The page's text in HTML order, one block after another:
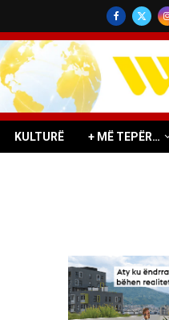
KULTURË + MË TEPËR…